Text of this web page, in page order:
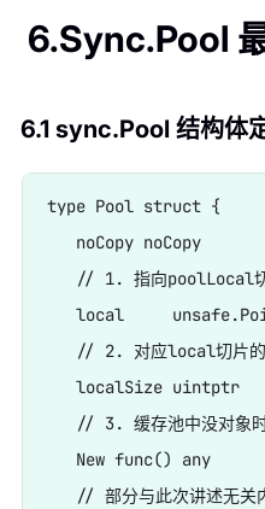
6.Sync.Pool
6.1 sync.Pool 结构体
type Pool struct {
   noCopy noCopy
// 1. 指向poolLocal
local
// 2. 对应local切片
localSize uintptr
// 3. 缓存池中没对象
   New func() any
// 部分与此次讲述无关